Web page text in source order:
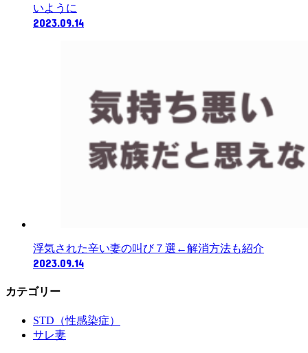
いように
2023.09.14
浮気された辛い妻の叫び７選←解消方法も紹介
2023.09.14
カテゴリー
STD（性感染症）
サレ妻